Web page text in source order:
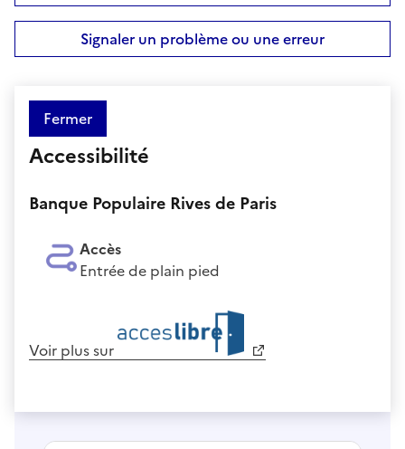
Signaler un problème ou une erreur
Fermer
Accessibilité
Banque Populaire Rives de Paris
Accès
Entrée de plain pied
Voir plus sur